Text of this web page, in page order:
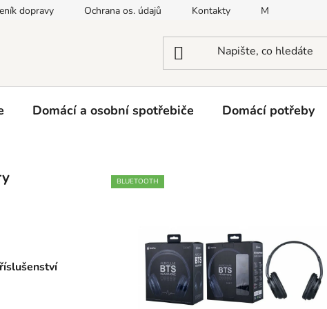
dopravy Ochrana os. údajů Kontakty Moje objednávka
Domácí a osobní spotřebiče Domácí potřeby
BLUETOOTH